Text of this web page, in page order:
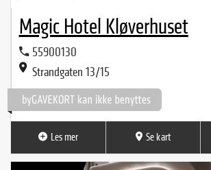
Magic Hotel Kløverhuset
55900130
Strandgaten 13/15
Les mer Se kart